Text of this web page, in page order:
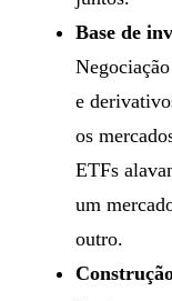
Base de
e
os
ETFs
um
outro.